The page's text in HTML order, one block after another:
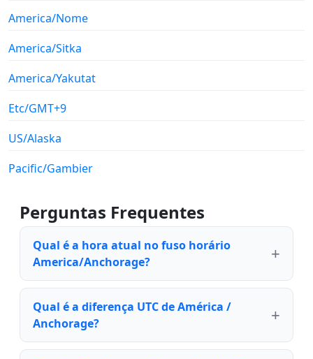
America/Nome
America/Sitka
America/Yakutat
Etc/GMT+9
US/Alaska
Pacific/Gambier
Perguntas Frequentes
Qual é a hora atual no fuso horário
America/Anchorage?
Qual é a diferença UTC de América /
Anchorage?